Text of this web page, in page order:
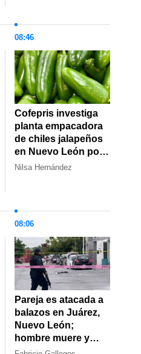
08:46
Cofepris investiga
planta empacadora
de chiles jalapeños
en Nuevo León por
brote de
Nilsa Hernández
08:06
Pareja es atacada a
balazos en Juárez,
Nuevo León;
hombre muere y
mujer resulta herida